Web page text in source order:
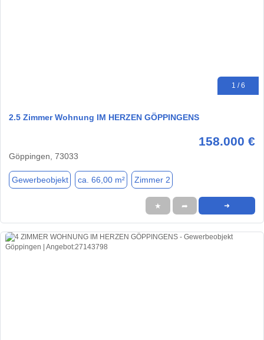
1 / 6
2.5 Zimmer Wohnung IM HERZEN GÖPPINGENS
158.000 €
Göppingen, 73033
Gewerbeobjekt ca. 66,00 m² Zimmer 2
★ ➦ ➜